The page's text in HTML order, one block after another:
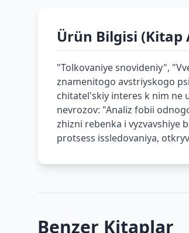
Ürün Bilgisi (Kitap
"Tolkovaniye snovideniy",
znamenitogo avstriyskogo
chitatel'skiy interes k nim ne
nevrozov: "Analiz fobii
zhizni rebenka i vyzvavshiye
protsess issledovaniya,
Benzer Kitaplar